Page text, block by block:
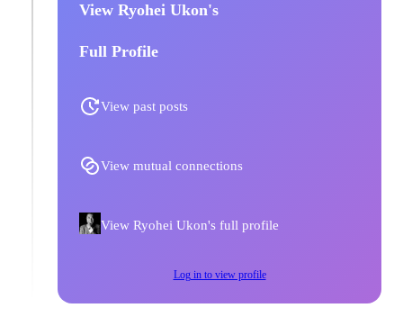
View Ryohei Ukon's
Full Profile
View past posts
View mutual connections
View Ryohei Ukon's full profile
Log in to view profile